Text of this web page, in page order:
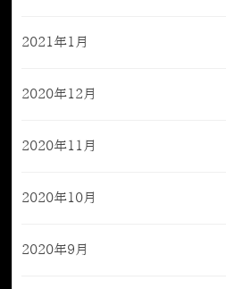
2021年1月
2020年12月
2020年11月
2020年10月
2020年9月